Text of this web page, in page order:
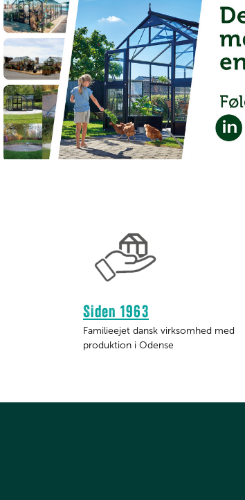
Siden 1963
Familieejet dansk virksomhed med
produktion i Odense